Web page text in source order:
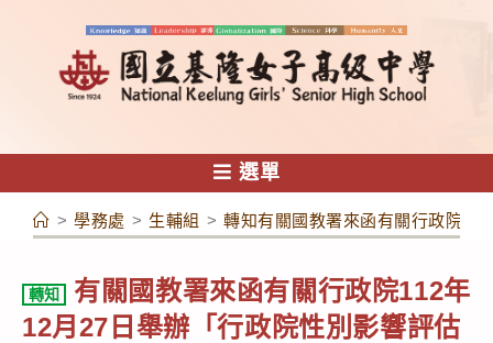
容
選單
> 學務處 > 生輔組 > 轉知有關國教署來函有關行政院
轉知
有關國教署來函有關行政院112年
12月27日舉辦「行政院性別影響評估